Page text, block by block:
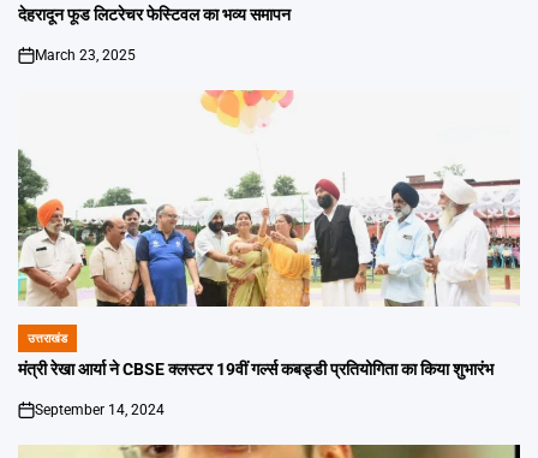
IN
देहरादून फूड लिटरेचर फेस्टिवल का भव्य समापन
on
March 23, 2025
POSTED
IN
उत्तराखंड
मंत्री रेखा आर्या ने CBSE क्लस्टर 19वीं गर्ल्स कबड्डी प्रतियोगिता का किया शुभारंभ
on
September 14, 2024